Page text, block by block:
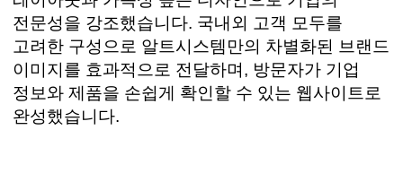
전문성을 강조했습니다. 국내외 고객 모두를
고려한 구성으로 알트시스템만의 차별화된 브랜드
이미지를 효과적으로 전달하며, 방문자가 기업
정보와 제품을 손쉽게 확인할 수 있는 웹사이트로
완성했습니다.